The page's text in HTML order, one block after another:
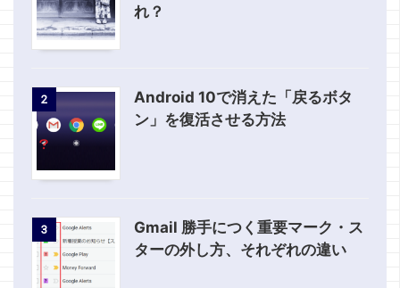
れ？
2
Android 10で消えた「戻るボタ
ン」を復活させる方法
3
Gmail 勝手につく重要マーク・ス
ターの外し方、それぞれの違い